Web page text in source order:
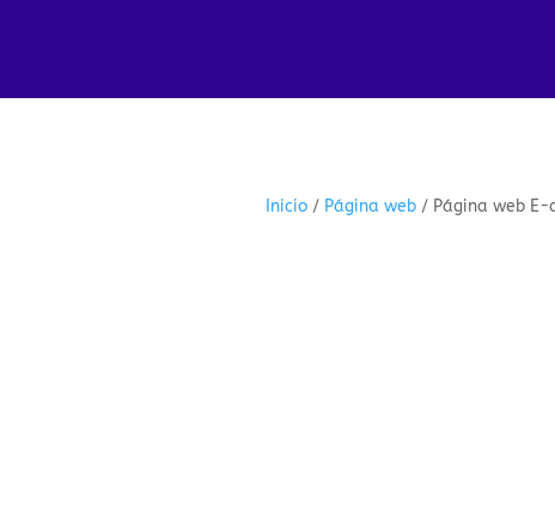
Inicio / Página web / Página web E-